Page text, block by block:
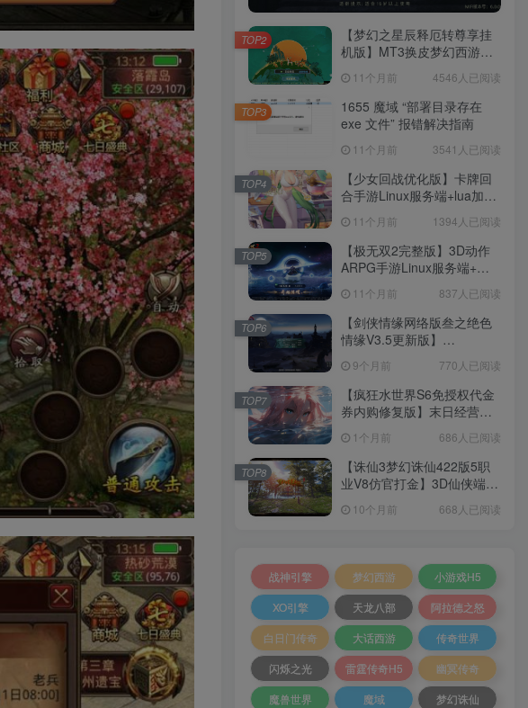
【梦幻之星辰释厄转尊享挂
机版】MT3换皮梦幻西游
+源码+架设教程
11个月前 4546人已阅读
TOP2
1655 魔域 “部署目录存在
exe 文件” 报错解决指南
11个月前 3541人已阅读
TOP3
【少女回战优化版】卡牌回
合手游Linux服务端+lua加解
权后台+安卓+架设教程
11个月前 1394人已阅读
TOP4
【极无双2完整版】3D动作
ARPG手游Linux服务端+全
+加解密工具+GM授权后台
+安卓+架设教程
11个月前 837人已阅读
TOP5
【剑侠情缘网络版叁之绝色
情缘V3.5更新版】
端+GM指令+PC客户端+架设
教程
9个月前 770人已阅读
TOP6
【疯狂水世界S6免授权代金
券内购修复版】末日经营生
工具+管理后台+CDK授权后
台+安卓+架设教程
1个月前 686人已阅读
TOP7
【诛仙3梦幻诛仙422版5职
业V8仿官打金】3D仙侠端游
工具+PC客户端+架设教程
10个月前 668人已阅读
TOP8
战神引擎 梦幻西游
小游戏H5
XO引擎
天龙八部
阿拉德之怒
白日门传奇
大话西游
传奇世界
闪烁之光
雷霆传奇H5
幽冥传奇
魔兽世界
魔域
梦幻诛仙